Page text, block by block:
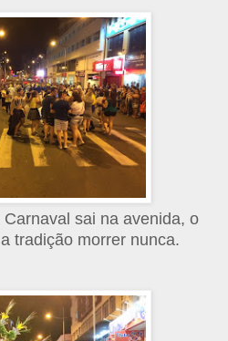
sai na avenida, o
tradição morrer nunca.